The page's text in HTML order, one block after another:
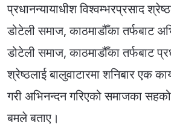
प्रधानन्यायाधीश विश्वम्भरप्रसाद
डोटेली समाज, काठमाडौँका तर्फबाट
डोटेली समाज, काठमाडौँका तर्फबाट
श्रेष्ठलाई बालुवाटारमा शनिबार एक
गरी अभिनन्दन गरिएको समाजका
बमले बताए।